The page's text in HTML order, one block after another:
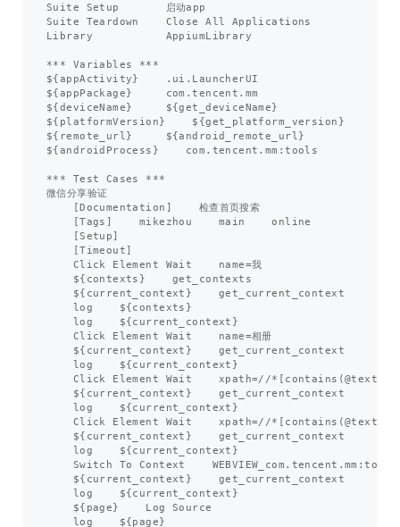
Suite
Setup
启动app
Suite
Teardown Close All
Applications
Library
AppiumLibrary
*** Variables
***
${appActivity} . ui . LauncherUI
${appPackage} com .tencent . mm
${deviceName} ${get_deviceName}
${ platformVersion} $ {get_platform_version }
${ remote_url} ${android_remote_url}
${androidProcess } com . tencent . mm :tools
*** Test Cases
***
微信分享验证
[Documentation ]
检查首页搜索
[Tags ] mikezhou main
online
[Setup ]
[Timeout ]
Click
Element Wait name=我
${ contexts }
get_contexts
${ current_context }
get_current_context
log
${contexts }
log
${current_context }
Click
Element Wait name=相册
${ current_context }
get_current_context
log
${current_context }
Click
Element Wait xpath=//* [ contains (@text
${ current_context }
get_current_context
log
${current_context }
Click
Element Wait xpath=//* [ contains (@text
${ current_context }
get_current_context
log
${current_context }
Switch
To Context WEBVIEW_com . tencent . mm :tools
${ current_context }
get_current_context
log
${current_context }
${ page} Log
Source
log
${page}